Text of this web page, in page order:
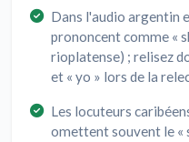
Dans l'audio argentin
prononcent comme «
rioplatense) ; relisez
et « yo » lors de la
Les locuteurs
omettent souvent le «